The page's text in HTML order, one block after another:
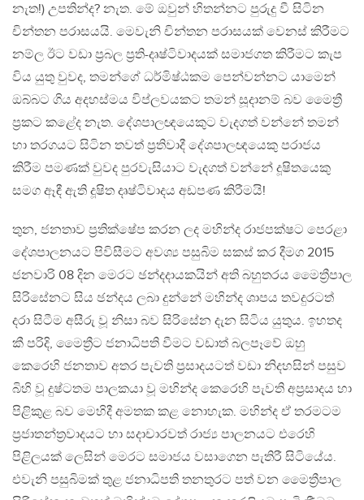
නැත!) උපතින්ද? නැත. මේ ඔවුන් හිතන්නට පුරුදු වී සිටින
චින්තන පරාසයයි. මෙවැනි චින්තන පරාසයක් වෙනස් කිරීමට
නම්ල ඊට වඩා ප්‍රබල ප්‍රති-දෘෂ්ටිවාදයක් සමාජගත කිරීමට කැප
විය යුතු වුවද, තමන්ගේ ධර්මිෂ්ඨකම පෙන්වන්නට යාමෙන්
ඔබ්බට ගිය අදහස්මය විප්ලවයකට තමන් සූදානම් බව මෛත්‍රී
ප්‍රකට කළේද නැත. දේශපාලඥයෙකුට වැදගත් වන්නේ තමන්
හා තරගයට සිටින තවත් ප්‍රතිවාදී දේශපාලඥයෙකු පරාජය
කිරීම පමණක් වුවද පුරවැසියාට වැදගත් වන්නේ දූෂිතයෙකු
සමග ඈඳී ඇති දූෂිත දෘෂ්ටිවාදය අඩපණ කිරීමයි!
තුන, ජනතාව ප්‍රතික්ෂේප කරන ලද මහින්ද රාජපක්ෂට පෙරළා
දේශපාලනයට පිවිසීමට අවශ්‍ය පසුබිම සකස් කර දීමග 2015
ජනවාරි 08 දින මෙරට ඡන්දදායකයින් අති බහුතරය මෛත්‍රීපාල
සිරිසේනට සිය ඡන්දය ලබා දුන්නේ මහින්ද ශාපය තවදුරටත්
දරා සිටීම අසීරු වූ නිසා බව සිරිසේන දැන සිටිය යුතුය. ඉහතද
කී පරිදි, මෛත්‍රීට ජනාධිපති වීමට වඩාත් බලපෑවේ ඔහු
කෙරෙහි ජනතාව අතර පැවති ප්‍රසාදයටත් වඩා නිදහසින් පසුව
බිහි වූ දුෂ්ටතම පාලකයා වූ මහින්ද කෙරෙහි පැවති අප්‍රසාදය හා
පිළිකුළ බව මෙහිදී අමතක කළ නොහැක. මහින්ද ඒ තරමටම
ප්‍රජාතන්ත්‍රවාදයට හා සදාචාරවත් රාජ්‍ය පාලනයට එරෙහි
පිළිලයක් ලෙසින් මෙරට සමාජය වසාගෙන පැතිරී සිටියේය.
එවැනි පසුබිමක් තුළ ජනාධිපති තනතුරට පත් වන මෛත්‍රීපාල